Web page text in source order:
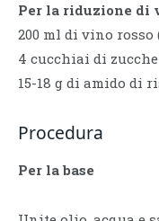
Per la riduzione di
200 ml di vino rosso
4 cucchiai di
15-18 g di amido di
Procedura
Per la base